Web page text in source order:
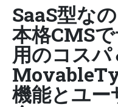
SaaS型な
本格CMS
用のコスパ
機能とユー